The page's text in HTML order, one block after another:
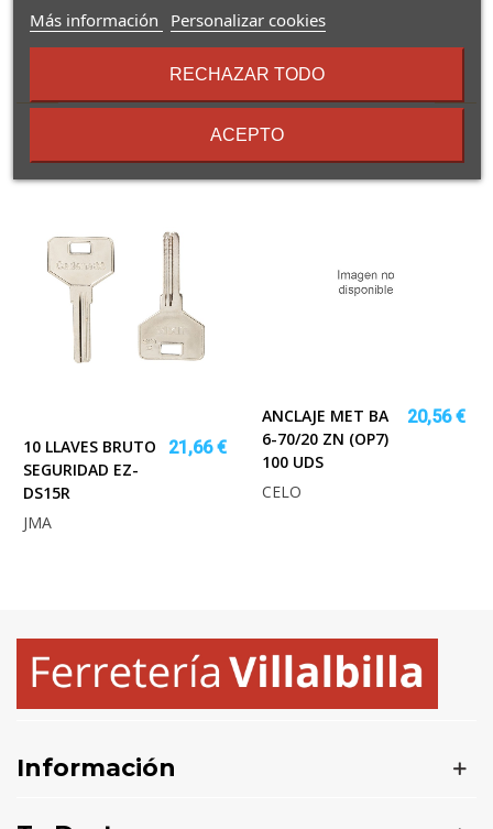
16 Otros Productos En La
Misma Categoría:
10 LLAVES BRUTO
SEGURIDAD EZ-
DS15R
21,66 €
JMA
ANCLAJE MET BA
6-70/20 ZN (OP7)
100 UDS
20,56 €
CELO
Información
Más información
sobre
términos
condiciones
Personalizar cookies
RECHAZAR TODO
ACEPTO